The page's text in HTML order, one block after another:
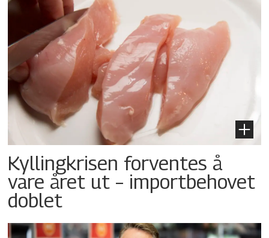
Kyllingkrisen forventes å
vare året ut – importbehovet
doblet